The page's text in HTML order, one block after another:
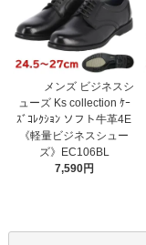
メンズ ビジネスシ
ューズ Ks collection ｹｰ
ｽﾞｺﾚｸｼｮﾝ ソフト牛革4E
《軽量ビジネスシュー
ズ》EC106BL
7,590円